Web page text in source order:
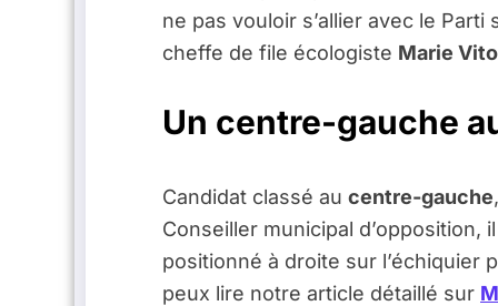
ne pas vouloir s’allier avec le
cheffe de file écologiste Marie
Un centre-gauche
Candidat classé au centre-gauche,
Conseiller municipal d’opposition,
positionné à droite sur l’échiquier
peux lire notre article détaillé sur